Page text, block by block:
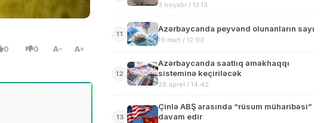
0 0 A A
3 noyabr / 13:13
11
Azərbaycanda peyvənd olunanların sayı
19 mart / 12:03
12
Azərbaycanda saatlıq əməkhaqqı
sisteminə keçiriləcək
28 aprel / 14:42
13
Çinlə ABŞ arasında “rüsum müharibəsi”
davam edir